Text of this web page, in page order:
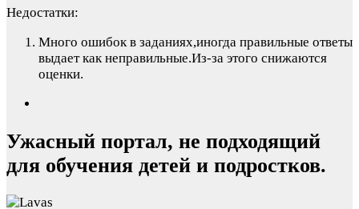
Недостатки:
Много ошибок в заданиях,иногда правильные ответы
выдает как неправильные.Из-за этого снижаются
оценки.
Ужасный портал, не подходящий
для обучения детей и подростков.